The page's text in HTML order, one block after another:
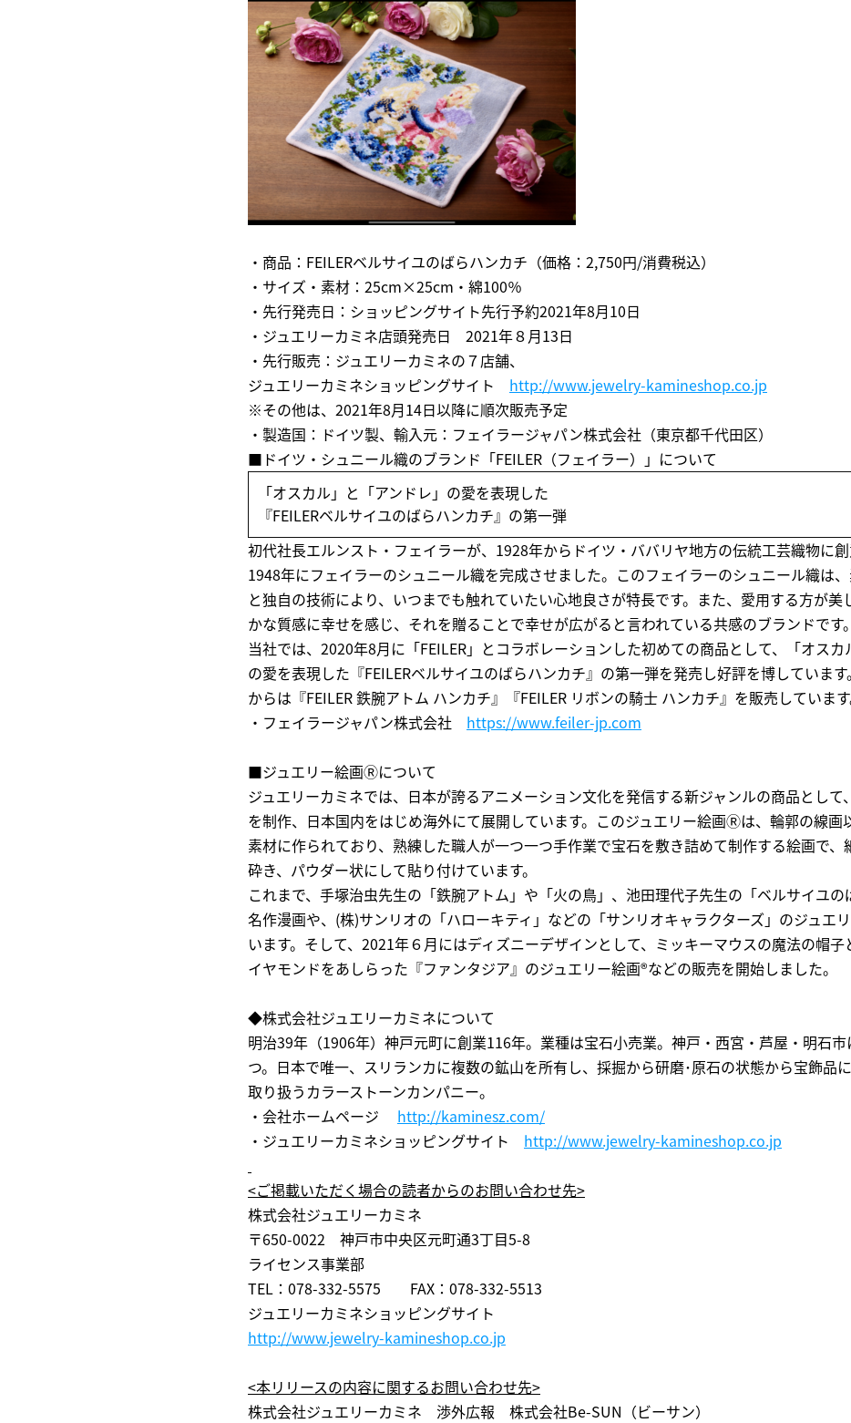
・商品：FEILERベルサイユのばらハンカチ（価格：2,750円/消費税込）
・サイズ・素材：25cm×25cm・綿100％
・先行発売日：ショッピングサイト先行予約2021年8月10日
・ジュエリーカミネ店頭発売日 2021年８月13日
・先行販売：ジュエリーカミネの７店舗、
ジュエリーカミネショッピングサイト http://www.jewelry-kamineshop.co.jp
※その他は、2021年8月14日以降に順次販売予定
・製造国：ドイツ製、輸入元：フェイラージャパン株式会社（東京都千代田区）
■ ドイツ・シュニール織のブランド「FEILER（フェイラー）」について
「オスカル」と「アンドレ」の愛を表現した
『FEILERベルサイユのばらハンカチ』の第一弾
初代社長エルンスト・フェイラーが、1928年からドイツ・ババリヤ地方の伝統工芸織物に創
1948年にフェイラーのシュニール織を完成させました。このフェイラーのシュニール織は
と独自の技術により、いつまでも触れていたい心地良さが特長です。また、愛用する方が美
かな質感に幸せを感じ、それを贈ることで幸せが広がると言われている共感のブランドです。
当社では、2020年8月に「FEILER」とコラボレーションした初めての商品として、「オスカ
の愛を表現した『FEILERベルサイユのばらハンカチ』の第一弾を発売し好評を博していま
からは『FEILER 鉄腕アトム ハンカチ』『FEILER リボンの騎⼠ ハンカチ』を販売しています
・フェイラージャパン株式会社 https://www.feiler-jp.com
■ジュエリー絵画Ⓡについて
ジュエリーカミネでは、日本が誇るアニメーション文化を発信する新ジャンルの商品として
を制作、日本国内をはじめ海外にて展開しています。このジュエリー絵画Ⓡは、輪郭の線画
素材に作られており、熟練した職人が一つ一つ手作業で宝石を敷き詰めて制作する絵画で、
砕き、パウダー状にして貼り付けています。
これまで、手塚治虫先生の「鉄腕アトム」や「火の鳥」、池田理代子先生の「ベルサイユ
名作漫画や、(株)サンリオの「ハローキティ」などの「サンリオキャラクターズ」のジュエ
います。そして、2021年６月にはディズニーデザインとして、ミッキーマウスの魔法の帽
イヤモンドをあしらった『ファンタジア』のジュエリー絵画®︎などの販売を開始しました。
◆株式会社ジュエリーカミネについて
明治39年（1906年）神戸元町に創業116年。業種は宝石小売業。神戸・西宮・芦屋・明石
つ。日本で唯一、スリランカに複数の鉱山を所有し、採掘から研磨･原石の状態から宝飾品
取り扱うカラーストーンカンパニー。
・会社ホームページ http://kaminesz.com/
・ジュエリーカミネショッピングサイト http://www.jewelry-kamineshop.co.jp
<ご掲載いただく場合の読者からのお問い合わせ先>
株式会社ジュエリーカミネ
〒650-0022 神戸市中央区元町通3丁目5-8
ライセンス事業部
TEL：078-332-5575 FAX：078-332-5513
ジュエリーカミネショッピングサイト
http://www.jewelry-kamineshop.co.jp
<本リリースの内容に関するお問い合わせ先>
株式会社ジュエリーカミネ 渉外広報 株式会社Be-SUN（ビーサン）